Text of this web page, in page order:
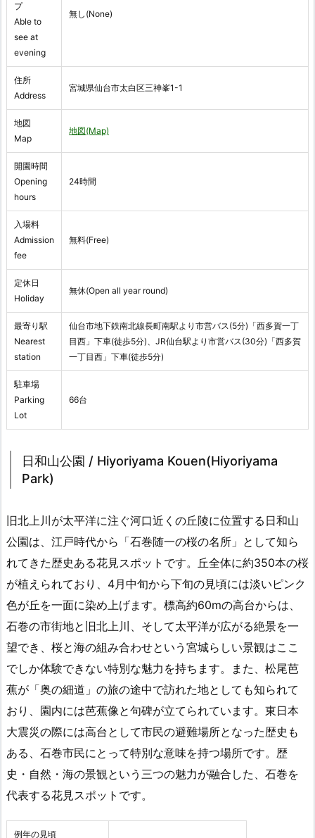
プ
Able to
see at
evening
無し(None)
住所
Address
宮城県仙台市太白区三神峯1-1
地図
Map
地図(Map)
開園時間
Opening
hours
24時間
入場料
Admission
fee
無料(Free)
定休日
Holiday
無休(Open all year round)
最寄り駅
Nearest
station
仙台市地下鉄南北線長町南駅より市営バス(5分)「西多賀一丁
目西」下車(徒歩5分)、JR仙台駅より市営バス(30分)「西多賀
一丁目西」下車(徒歩5分)
駐車場
Parking
Lot
66台
日和山公園 / Hiyoriyama Kouen(Hiyoriyama
Park)
旧北上川が太平洋に注ぐ河口近くの丘陵に位置する日和山
公園は、江戸時代から「石巻随一の桜の名所」として知ら
れてきた歴史ある花見スポットです。丘全体に約350本の桜
が植えられており、4月中旬から下旬の見頃には淡いピンク
色が丘を一面に染め上げます。標高約60mの高台からは、
石巻の市街地と旧北上川、そして太平洋が広がる絶景を一
望でき、桜と海の組み合わせという宮城らしい景観はここ
でしか体験できない特別な魅力を持ちます。また、松尾芭
蕉が「奥の細道」の旅の途中で訪れた地としても知られて
おり、園内には芭蕉像と句碑が立てられています。東日本
大震災の際には高台として市民の避難場所となった歴史も
ある、石巻市民にとって特別な意味を持つ場所です。歴
史・自然・海の景観という三つの魅力が融合した、石巻を
代表する花見スポットです。
例年の見頃